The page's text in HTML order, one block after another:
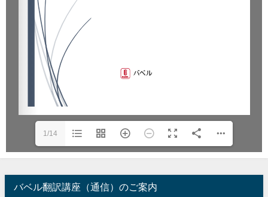
1/14
バベル翻訳講座（通信）のご案内